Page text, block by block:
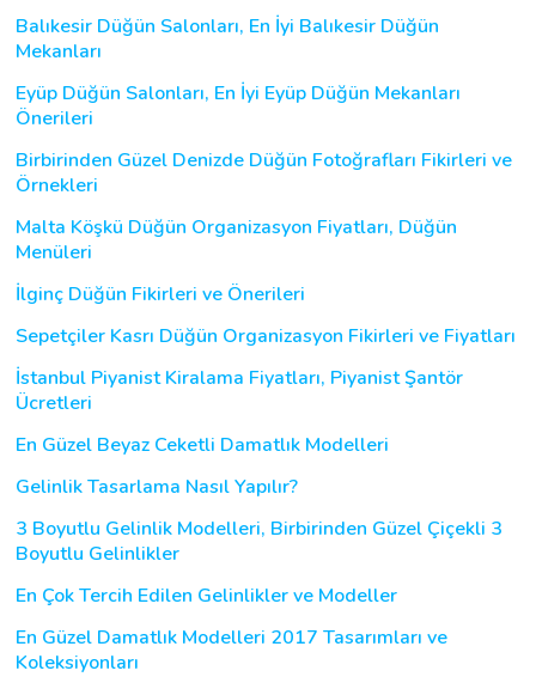
Balıkesir Düğün Salonları, En İyi Balıkesir Düğün
Mekanları
Eyüp Düğün Salonları, En İyi Eyüp Düğün Mekanları
Önerileri
Birbirinden Güzel Denizde Düğün Fotoğrafları Fikirleri ve
Örnekleri
Malta Köşkü Düğün Organizasyon Fiyatları, Düğün
Menüleri
İlginç Düğün Fikirleri ve Önerileri
Sepetçiler Kasrı Düğün Organizasyon Fikirleri ve Fiyatları
İstanbul Piyanist Kiralama Fiyatları, Piyanist Şantör
Ücretleri
En Güzel Beyaz Ceketli Damatlık Modelleri
Gelinlik Tasarlama Nasıl Yapılır?
3 Boyutlu Gelinlik Modelleri, Birbirinden Güzel Çiçekli 3
Boyutlu Gelinlikler
En Çok Tercih Edilen Gelinlikler ve Modeller
En Güzel Damatlık Modelleri 2017 Tasarımları ve
Koleksiyonları